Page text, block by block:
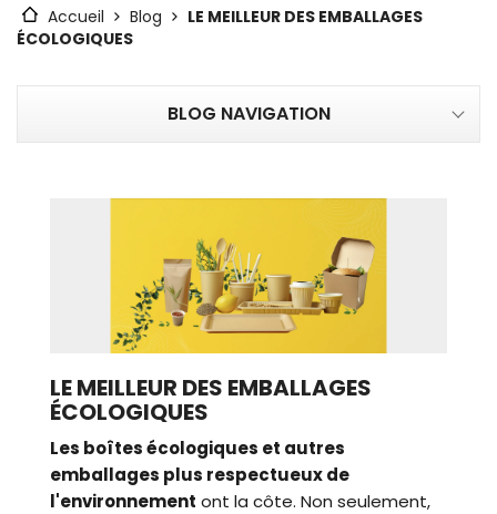
Accueil Blog
LE MEILLEUR DES EMBALLAGES
ÉCOLOGIQUES
BLOG NAVIGATION
LE MEILLEUR DES EMBALLAGES
ÉCOLOGIQUES
Les boîtes écologiques et autres
emballages plus respectueux de
l'environnement ont la côte. Non seulement,